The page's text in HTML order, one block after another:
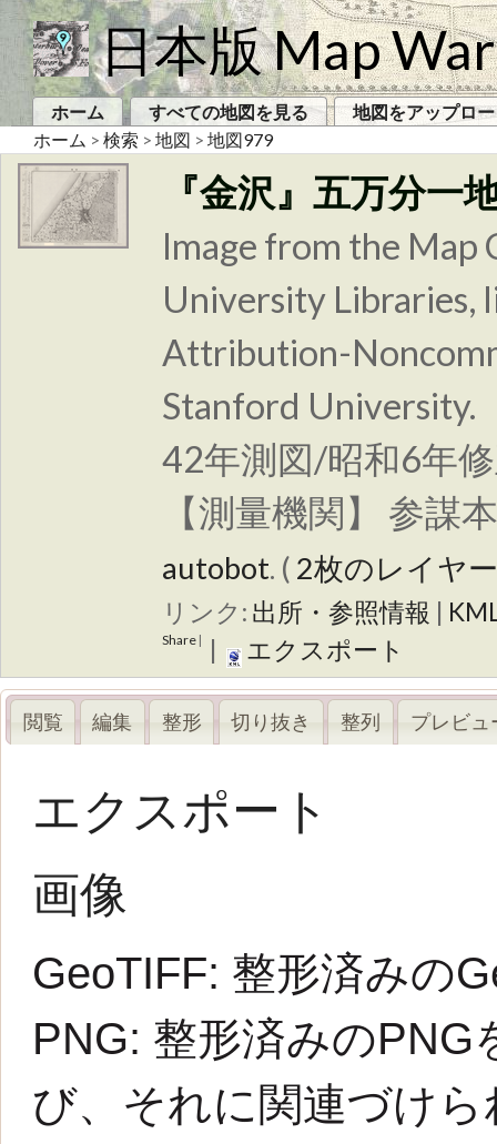
日本版 Map
ホーム すべての地図を見る
地図をアップロ
ホーム > 検索 > 地図 > 地図979
『金沢』五万分一
Image from the Map
University Libraries,
Attribution-
Stanford University.
42年測図/昭和6年
【測量機関】 参謀
autobot. ( 2枚のレイヤー
リンク: 出所・参照情報 |
Share | | エクスポート
閲覧 編集 整形 切り抜き 整列 プレビュ
エクスポート
画像
GeoTIFF: 整形済みの
PNG: 整形済みのPNG
び、それに関連づけ